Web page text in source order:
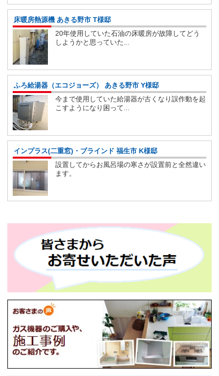
床暖房熱源機 あきる野市 T様邸
20年使用していた石油の床暖房が故障してどう
しようかと思っていた...
ふろ給湯器（エコジョーズ） あきる野市 Y様邸
今まで使用していた給湯器が古くなり誤作動を起
こすようになり困って...
インプラス(二重窓)・ブラインド 福生市 K様邸
設置してからお風呂場の寒さが設置前と全然違い
ます。